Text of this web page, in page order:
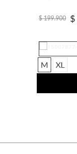
$ 199.900 $
M XL